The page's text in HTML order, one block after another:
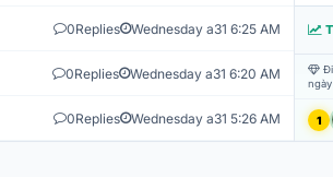
0Replies Wednesday a31 6:25 AM
0Replies Wednesday a31 6:20 AM
0Replies Wednesday a31 5:26 AM 1